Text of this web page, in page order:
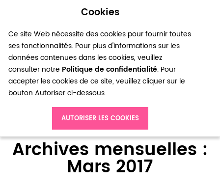
Cookies
Ce site Web nécessite des cookies pour fournir toutes
ses fonctionnalités. Pour plus d'informations sur les
données contenues dans les cookies, veuillez
consulter notre Politique de confidentialité. Pour
accepter les cookies de ce site, veuillez cliquer sur le
bouton Autoriser ci-dessous.
AUTORISER LES COOKIES
0
Blog Archives mensuelles : Mars 2017
Archives mensuelles :
Mars 2017